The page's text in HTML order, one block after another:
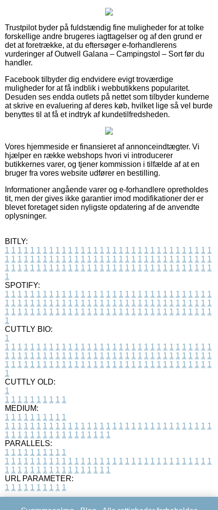
Trustpilot byder på fuldstændig fine muligheder for at tolke
forskellige andre brugeres iagttagelser og af den grund er
det at foretrække, at du eftersøger e-forhandlerens
vurderinger af Outwell Galana – Campingstol – Sort før du
handler.
Facebook tilbyder dig endvidere evigt troværdige
muligheder for at få indblik i webbutikkens popularitet.
Desuden ses endda outlets på nettet som tilbyder kunderne
at skrive en evaluering af deres køb, hvilket lige så vel burde
benyttes til at få et indtryk af kundetilfredsheden.
Vores hjemmeside er finansieret af annonceindtægter. Vi
hjælper en række webshops hvori vi introducerer
butikkernes varer, og tjener kommission i tilfælde af at en
bruger fra vores website udfører en bestilling.
Informationer angående varer og e-forhandlere opretholdes
tit, men der gives ikke garantier imod modifikationer der er
blevet foretaget siden nyligste opdatering af de anvendte
oplysninger.
BITLY:
1 1 1 1 1 1 1 1 1 1 1 1 1 1 1 1 1 1 1 1 1 1 1 1 1 1 1 1 1 1 1 1 1
1 1 1 1 1 1 1 1 1 1 1 1 1 1 1 1 1 1 1 1 1 1 1 1 1 1 1 1 1 1 1 1 1
1 1 1 1 1 1 1 1 1 1 1 1 1 1 1 1 1 1 1 1 1 1 1 1 1 1 1 1 1 1 1 1 1
1
SPOTIFY:
1 1 1 1 1 1 1 1 1 1 1 1 1 1 1 1 1 1 1 1 1 1 1 1 1 1 1 1 1 1 1 1 1
1 1 1 1 1 1 1 1 1 1 1 1 1 1 1 1 1 1 1 1 1 1 1 1 1 1 1 1 1 1 1 1 1
1 1 1 1 1 1 1 1 1 1 1 1 1 1 1 1 1 1 1 1 1 1 1 1 1 1 1 1 1 1 1 1 1
1
CUTTLY BIO:
1
1 1 1 1 1 1 1 1 1 1 1 1 1 1 1 1 1 1 1 1 1 1 1 1 1 1 1 1 1 1 1 1 1
1 1 1 1 1 1 1 1 1 1 1 1 1 1 1 1 1 1 1 1 1 1 1 1 1 1 1 1 1 1 1 1 1
1 1 1 1 1 1 1 1 1 1 1 1 1 1 1 1 1 1 1 1 1 1 1 1 1 1 1 1 1 1 1 1 1
1
CUTTLY OLD:
1
1 1 1 1 1 1 1 1 1 1
MEDIUM:
1 1 1 1 1 1 1 1 1 1
1 1 1 1 1 1 1 1 1 1 1 1 1 1 1 1 1 1 1 1 1 1 1 1 1 1 1 1 1 1 1 1 1
1 1 1 1 1 1 1 1 1 1 1 1 1 1 1 1 1
PARALLELS:
1 1 1 1 1 1 1 1 1 1
1 1 1 1 1 1 1 1 1 1 1 1 1 1 1 1 1 1 1 1 1 1 1 1 1 1 1 1 1 1 1 1 1
1 1 1 1 1 1 1 1 1 1 1 1 1 1 1 1 1
URL PARAMETER:
1 1 1 1 1 1 1 1 1 1